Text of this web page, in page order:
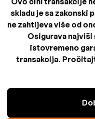
skladu je sa zakonski
ne zahtijeva više od
Osigurava
istovremeno
transakcija.